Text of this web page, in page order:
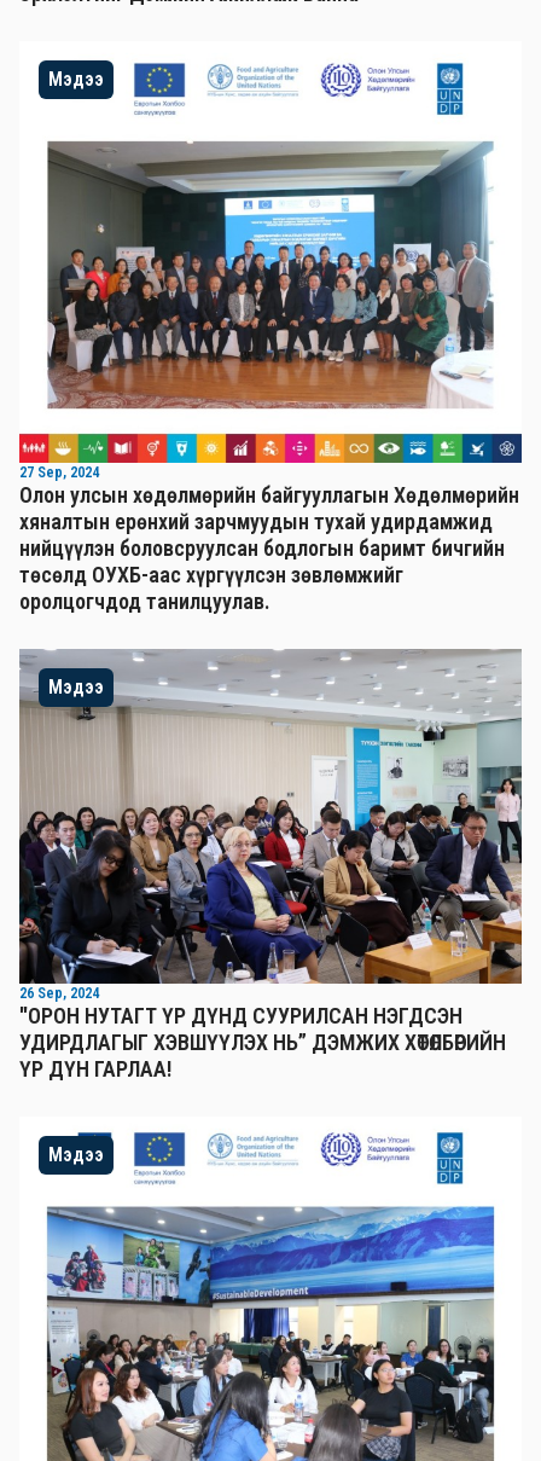
Мэдээ
27 Sep, 2024
Олон улсын хөдөлмөрийн байгууллагын Хөдөлмөрийн
хяналтын ерөнхий зарчмуудын тухай удирдамжид
нийцүүлэн боловсруулсан бодлогын баримт бичгийн
төсөлд ОУХБ-аас хүргүүлсэн зөвлөмжийг
оролцогчдод танилцуулав.
Мэдээ
26 Sep, 2024
"ОРОН НУТАГТ ҮР ДҮНД СУУРИЛСАН НЭГДСЭН
УДИРДЛАГЫГ ХЭВШҮҮЛЭХ НЬ” ДЭМЖИХ ХӨТӨЛБӨРИЙН
ҮР ДҮН ГАРЛАА!
Мэдээ